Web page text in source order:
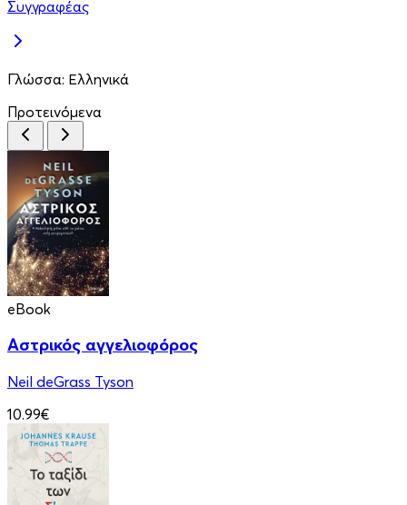
Συγγραφέας
Γλώσσα: Ελληνικά
Προτεινόμενα
eBook
Αστρικός αγγελιοφόρος
Neil deGrass Tyson
10.99€